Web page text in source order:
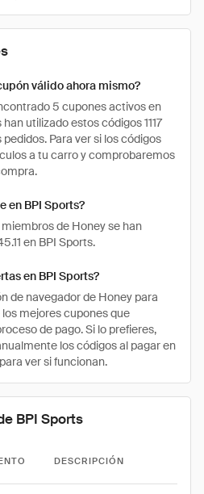
válido ahora mismo?
5 cupones activos en
utilizado estos códigos 1117
Para ver si los códigos
a tu carro y comprobaremos
en BPI Sports?
de Honey se han
en BPI Sports.
en BPI Sports?
de navegador de Honey para
mejores cupones que
de pago. Si lo prefieres,
los códigos al pagar en
ver si funcionan.
BPI Sports
DESCRIPCIÓN